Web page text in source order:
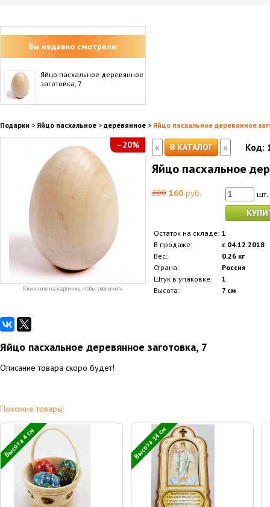
Вы недавно смотрели:
Яйцо пасхальное деревянное
заготовка, 7
Подарки > Яйцо пасхальное > деревянное > Яйцо пасхальное деревянное
–20%
Кликните на картинку, чтобы увеличить
« В КАТАЛОГ » Код:
Яйцо пасхальное
200 160 руб.
шт.
Остаток на складе: 1
В продаже:
с 04.12.2018
Вес:
0.26 кг
Страна:
Россия
Штук в упаковке:
1
Высота:
7 см
Яйцо пасхальное деревянное заготовка, 7
Описание товара скоро будет!
Похожие товары:
Высота 4 см Высота 14 см